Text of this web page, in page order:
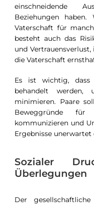
einschneidende
Beziehungen
Vaterschaft für
besteht auch das
und
die Vaterschaft
Es ist wichtig, dass
behandelt werden,
minimieren. Paare
Beweggründe
kommunizieren und
Ergebnisse
Sozialer
Überlegungen
Der